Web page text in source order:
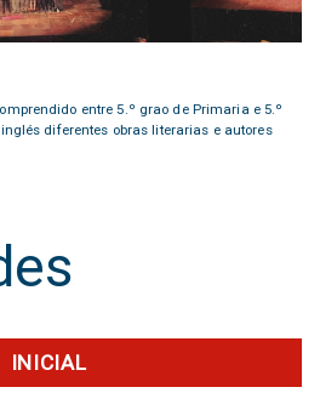
entre 5.º grao de Primaria e 5.º
diferentes obras literarias e autores
INICIAL